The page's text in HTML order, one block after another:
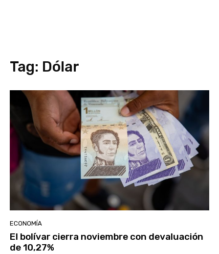
Tag: Dólar
ECONOMÍA
El bolívar cierra noviembre con devaluación
de 10,27%